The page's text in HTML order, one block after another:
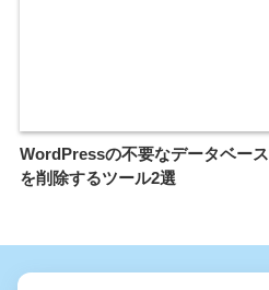
WordPressの不要なデータベース
を削除するツール2選